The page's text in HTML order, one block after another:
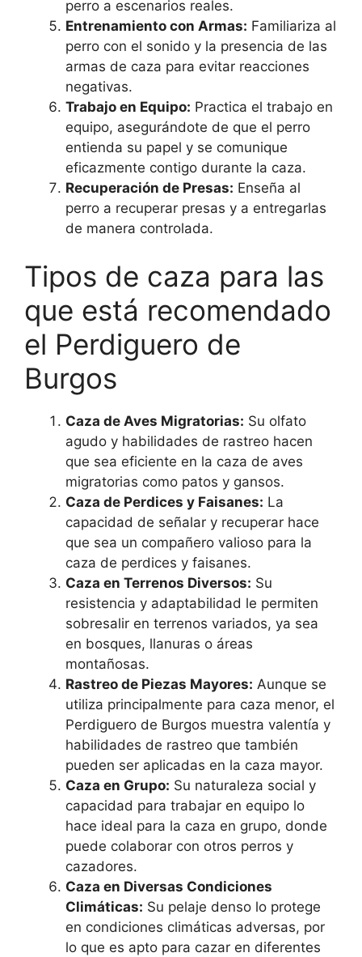
perro a escenarios reales.
Entrenamiento con Armas: Familiariza al
perro con el sonido y la presencia de las
armas de caza para evitar reacciones
negativas.
Trabajo en Equipo: Practica el trabajo en
equipo, asegurándote de que el perro
entienda su papel y se comunique
eficazmente contigo durante la caza.
Recuperación de Presas: Enseña al
perro a recuperar presas y a entregarlas
de manera controlada.
Tipos de caza para las
que está recomendado
el Perdiguero de
Burgos
Caza de Aves Migratorias: Su olfato
agudo y habilidades de rastreo hacen
que sea eficiente en la caza de aves
migratorias como patos y gansos.
Caza de Perdices y Faisanes: La
capacidad de señalar y recuperar hace
que sea un compañero valioso para la
caza de perdices y faisanes.
Caza en Terrenos Diversos: Su
resistencia y adaptabilidad le permiten
sobresalir en terrenos variados, ya sea
en bosques, llanuras o áreas
montañosas.
Rastreo de Piezas Mayores: Aunque se
utiliza principalmente para caza menor, el
Perdiguero de Burgos muestra valentía y
habilidades de rastreo que también
pueden ser aplicadas en la caza mayor.
Caza en Grupo: Su naturaleza social y
capacidad para trabajar en equipo lo
hace ideal para la caza en grupo, donde
puede colaborar con otros perros y
cazadores.
Caza en Diversas Condiciones
Climáticas: Su pelaje denso lo protege
en condiciones climáticas adversas, por
lo que es apto para cazar en diferentes